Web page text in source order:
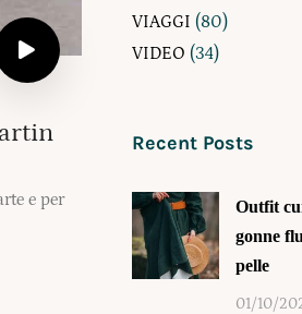
e per
VIAGGI (80)
VIDEO (34)
Recent Posts
Outfit
gonne
pelle
01/10/